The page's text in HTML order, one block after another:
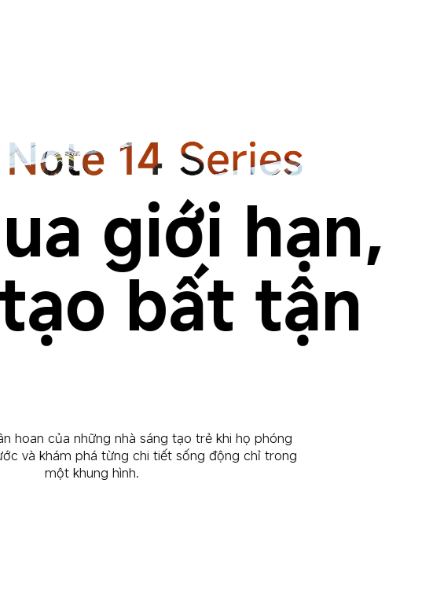
giới hạn,
bất tận
hoan của những nhà sáng tạo trẻ khi họ phóng
và khám phá từng chi tiết sống động chỉ trong
một khung hình.